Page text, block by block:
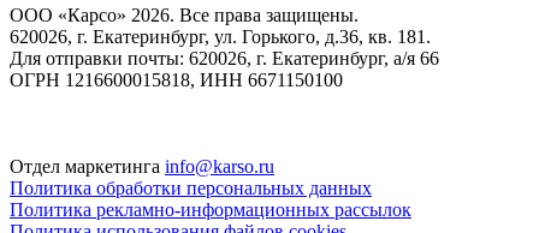
ООО «Карсо» 2026. Все права защищены.
620026, г. Екатеринбург, ул. Горького, д.36, кв. 181.
Для отправки почты: 620026, г. Екатеринбург, а/я 66
ОГРН 1216600015818, ИНН 6671150100
Отдел маркетинга info@karso.ru
Политика обработки персональных данных
Политика рекламно-информационных рассылок